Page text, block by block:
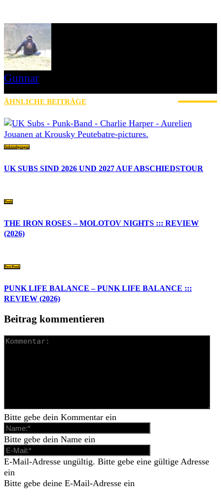
Gunnar
ÄHNLICHE BEITRÄGE
Ankündigungen
UK SUBS SIND 2026 UND 2027 AUF ABSCHIEDSTOUR
Punk
THE IRON ROSES – MOLOTOV NIGHTS ::: REVIEW
(2026)
Post-Punk
PUNK LIFE BALANCE – PUNK LIFE BALANCE :::
REVIEW (2026)
Beitrag kommentieren
Bitte gebe dein Kommentar ein
Bitte gebe dein Name ein
E-Mail-Adresse ungültig. Bitte gebe eine gültige Adresse
ein
Bitte gebe deine E-Mail-Adresse ein